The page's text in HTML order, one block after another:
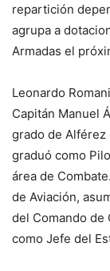
repartición
agrupa a
Armadas el
Leonardo
Capitán Manuel
grado de Alférez
graduó como
área de
de Aviación,
del Comando de
como Jefe del